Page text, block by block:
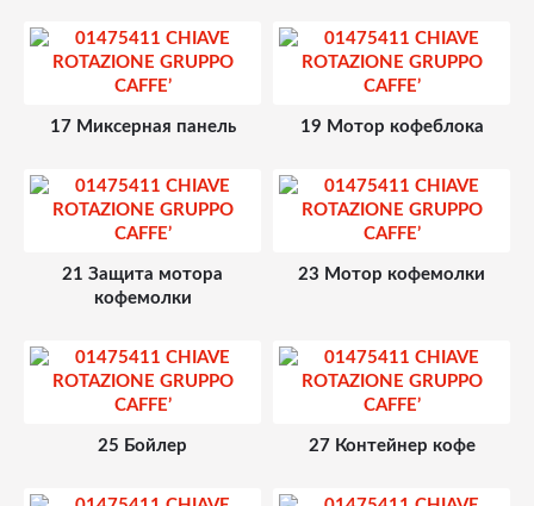
17 Миксерная панель 19 Мотор кофеблока
21 Защита мотора
кофемолки
23 Мотор кофемолки
25 Бойлер 27 Контейнер кофе